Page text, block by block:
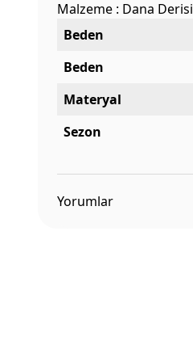
Malzeme : Dana Derisi
Beden
Beden
Materyal
Sezon
Yorumlar